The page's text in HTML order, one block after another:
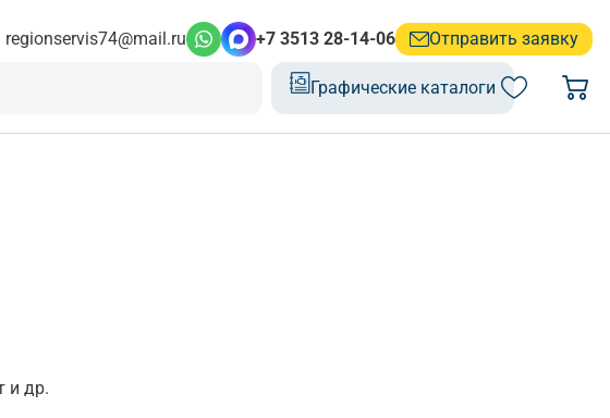
regionservis74@mail.ru +7 3513 28-14-06 Отправить заявку
Графические каталоги
и др.